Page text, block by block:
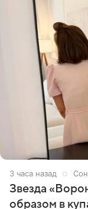
3 часа назад
Звезда
образом в